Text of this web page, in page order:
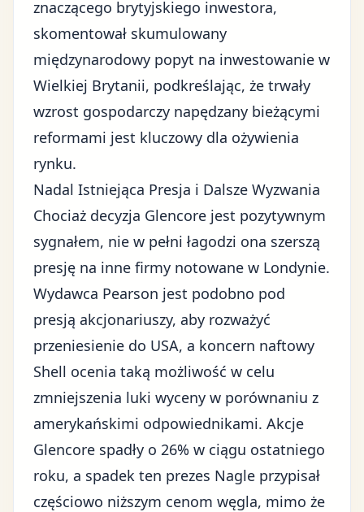
znaczącego brytyjskiego inwestora,
skomentował skumulowany
międzynarodowy popyt na inwestowanie w
Wielkiej Brytanii, podkreślając, że trwały
wzrost gospodarczy napędzany bieżącymi
reformami jest kluczowy dla ożywienia
rynku.
Nadal Istniejąca Presja i Dalsze Wyzwania
Chociaż decyzja Glencore jest pozytywnym
sygnałem, nie w pełni łagodzi ona szerszą
presję na inne firmy notowane w Londynie.
Wydawca Pearson jest podobno pod
presją akcjonariuszy, aby rozważyć
przeniesienie do USA, a koncern naftowy
Shell ocenia taką możliwość w celu
zmniejszenia luki wyceny w porównaniu z
amerykańskimi odpowiednikami. Akcje
Glencore spadły o 26% w ciągu ostatniego
roku, a spadek ten prezes Nagle przypisał
częściowo niższym cenom węgla, mimo że